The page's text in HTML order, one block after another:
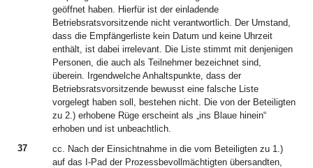
geöffnet haben. Hierfür ist der einladende
Betriebsratsvorsitzende nicht verantwortlich. Der Umstand,
dass die Empfängerliste kein Datum und keine Uhrzeit
enthält, ist dabei irrelevant. Die Liste stimmt mit denjenigen
Personen, die auch als Teilnehmer bezeichnet sind,
überein. Irgendwelche Anhaltspunkte, dass der
Betriebsratsvorsitzende bewusst eine falsche Liste
vorgelegt haben soll, bestehen nicht. Die von der Beteiligten
zu 2.) erhobene Rüge erscheint als „ins Blaue hinein“
erhoben und ist unbeachtlich.
37
cc. Nach der Einsichtnahme in die vom Beteiligten zu 1.)
auf das I-Pad der Prozessbevollmächtigten übersandten,